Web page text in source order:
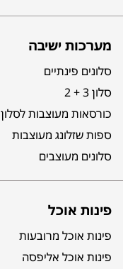
מערכות ישיבה
סלונים פינתיים
סלון 3 + 2
כורסאות מעוצבות לסלון
ספות שזלונג מעוצבות
סלונים מעוצבים
פינות אוכל
פינות אוכל מרובעות
פינות אוכל אליפסה